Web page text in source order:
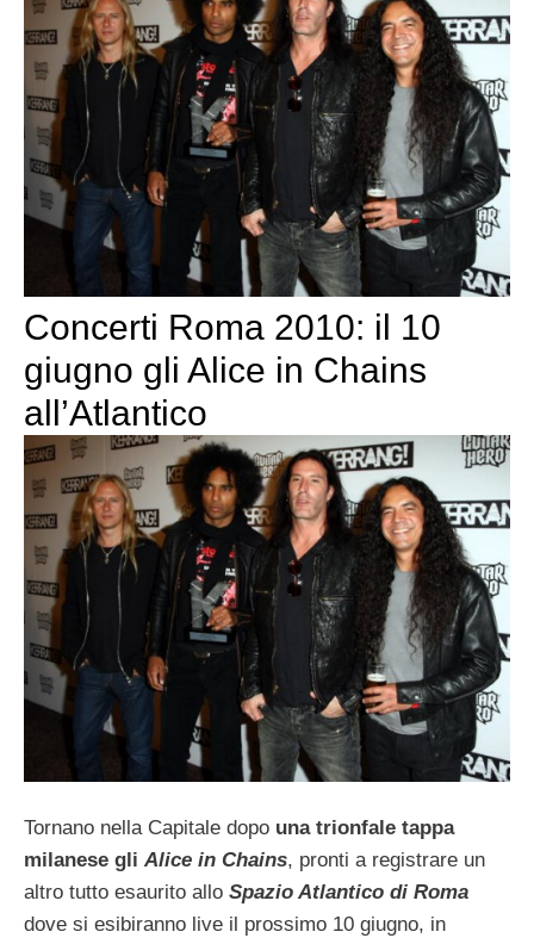
Concerti Roma 2010: il 10
giugno gli Alice in Chains
all’Atlantico
Tornano nella Capitale dopo una trionfale tappa
milanese gli Alice in Chains, pronti a registrare un
altro tutto esaurito allo Spazio Atlantico di Roma
dove si esibiranno live il prossimo 10 giugno, in